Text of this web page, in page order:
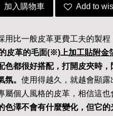
加入購物車 Add to
用比一般皮革更費工夫的製程
皮革的毛面(※) 上加工貼附金
色都很好搭配，打開皮夾時，
氛。 使用得越久，就越會顯
屬個人風格的皮革，相信這也
色澤不會有什麼變化，但它